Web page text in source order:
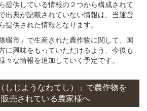
提供している情報の２つから構成されて
出典が記載されていない情報は、当運営
提供された情報となります。
畷市」で生産された農作物に関して、国
に興味をもっていただけるよう、今後も
々な情報を追加していく予定です。
しじようなわてし）」 で農作物を
売されている農家様へ